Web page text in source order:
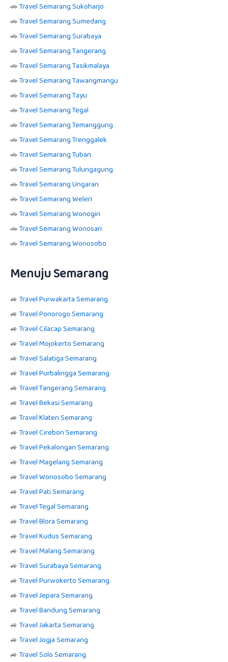
🚗Travel Semarang Sukoharjo
🚗Travel Semarang Sumedang
🚗Travel Semarang Surabaya
🚗Travel Semarang Tangerang
🚗Travel Semarang Tasikmalaya
🚗Travel Semarang Tawangmangu
🚗Travel Semarang Tayu
🚗Travel Semarang Tegal
🚗Travel Semarang Temanggung
🚗Travel Semarang Trenggalek
🚗Travel Semarang Tuban
🚗Travel Semarang Tulungagung
🚗Travel Semarang Ungaran
🚗Travel Semarang Weleri
🚗Travel Semarang Wonogiri
🚗Travel Semarang Wonosari
🚗Travel Semarang Wonosobo
Menuju Semarang
🚙 Travel Purwakarta Semarang
🚙 Travel Ponorogo Semarang
🚙 Travel Cilacap Semarang
🚙 Travel Mojokerto Semarang
🚙 Travel Salatiga Semarang
🚙 Travel Purbalingga Semarang
🚙 Travel Tangerang Semarang
🚙 Travel Bekasi Semarang
🚙 Travel Klaten Semarang
🚙 Travel Cirebon Semarang
🚙 Travel Pekalongan Semarang
🚙 Travel Magelang Semarang
🚙 Travel Wonosobo Semarang
🚙 Travel Pati Semarang
🚙 Travel Tegal Semarang
🚙 Travel Blora Semarang
🚙 Travel Kudus Semarang
🚙 Travel Malang Semarang
🚙 Travel Surabaya Semarang
🚙 Travel Purwokerto Semarang
🚙 Travel Jepara Semarang
🚙 Travel Bandung Semarang
🚙 Travel Jakarta Semarang
🚙 Travel Jogja Semarang
🚙 Travel Solo Semarang